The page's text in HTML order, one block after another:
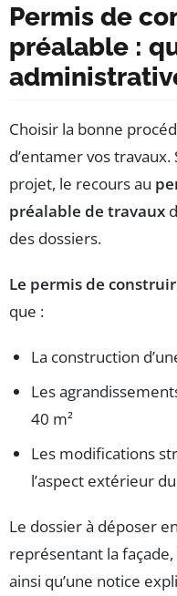
Permis de
préalable :
Choisir la bonne
d’entamer vos
projet, le recours au
préalable de travaux
des dossiers.
Le permis de
que :
La construction
Les
40 m²
Les modifications
l’aspect extérieur
Le dossier à déposer
représentant la
ainsi qu’une notice